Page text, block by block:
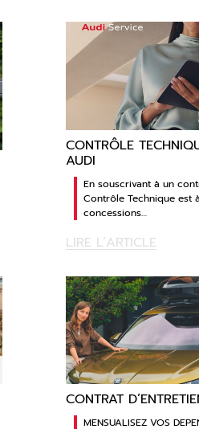
CONTRÔLE
AUDI
En souscrivant à un
Contrôle Technique est
concessions…
LIRE L’ARTICLE
CONTRAT
MENSUALISEZ VOS